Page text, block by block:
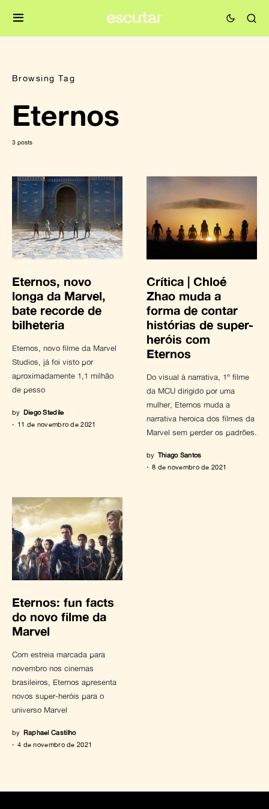
Browsing Tag
Eternos
3 posts
Eternos, novo
longa da Marvel,
bate recorde de
bilheteria
Eternos, novo filme da Marvel
Studios, já foi visto por
aproximadamente 1,1 milhão
de pesso
by Diego Stedile
11 de novembro de 2021
Crítica | Chloé
Zhao muda a
forma de contar
histórias de super-
heróis com
Eternos
Do visual à narrativa, 1º filme
da MCU dirigido por uma
mulher, Eternos muda a
narrativa heroica dos filmes da
Marvel sem perder os padrões.
by Thiago Santos
8 de novembro de 2021
Eternos: fun facts
do novo filme da
Marvel
Com estreia marcada para
novembro nos cinemas
brasileiros, Eternos apresenta
novos super-heróis para o
universo Marvel
by Raphael Castilho
4 de novembro de 2021